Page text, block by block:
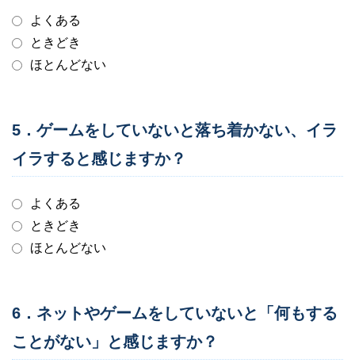
よくある
ときどき
ほとんどない
5．ゲームをしていないと落ち着かない、イラ
イラすると感じますか？
よくある
ときどき
ほとんどない
6．ネットやゲームをしていないと「何もする
ことがない」と感じますか？